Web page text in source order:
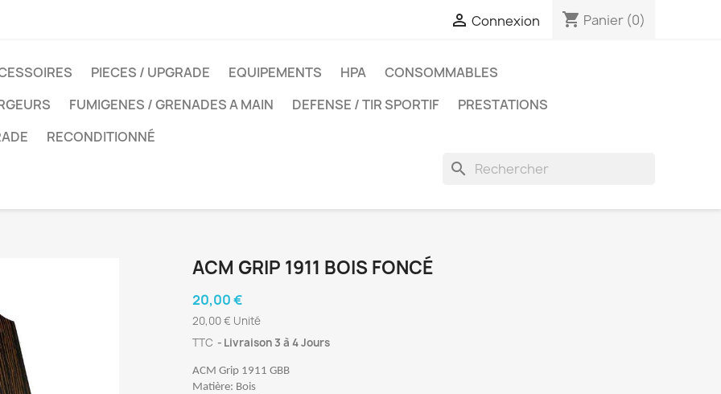
 Connexion shopping_cart Panier (0)
PIECES / UPGRADE EQUIPEMENTS HPA
CONSOMMABLES
FUMIGENES / GRENADES A MAIN DEFENSE / TIR SPORTIF
PRESTATIONS
RECONDITIONNÉ
search
ACM GRIP 1911 BOIS FONCÉ
20,00 €
20,00 € Unité
TTC
Livraison 3 à 4 Jours
ACM Grip 1911 GBB
Matière: Bois